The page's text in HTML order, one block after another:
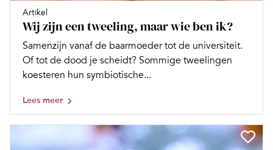
Artikel
Wij zijn een tweeling, maar wie ben ik?
Samenzijn vanaf de baarmoeder tot de universiteit.
Of tot de dood je scheidt? Sommige tweelingen
koesteren hun symbiotische...
Lees meer